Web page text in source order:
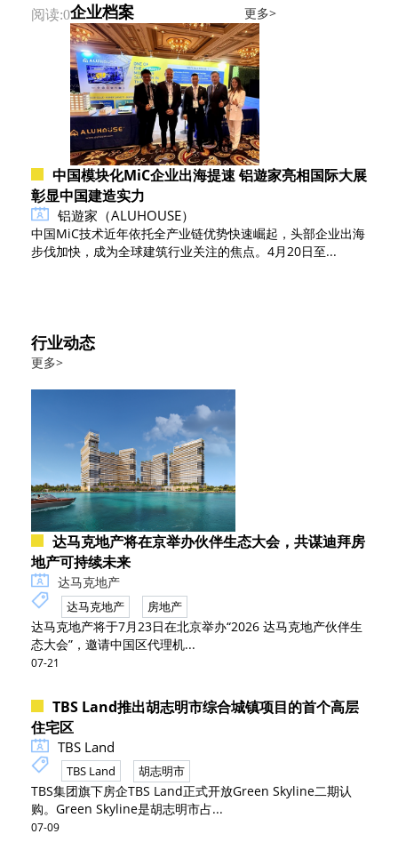
阅读:0企业档案 更多>
中国模块化MiC企业出海提速 铝遊家亮相国际大展
彰显中国建造实力
铝遊家（ALUHOUSE）
中国MiC技术近年依托全产业链优势快速崛起，头部企业出海
步伐加快，成为全球建筑行业关注的焦点。4月20日至...
行业动态
更多>
达马克地产将在京举办伙伴生态大会，共谋迪拜房
地产可持续未来
达马克地产
达马克地产 房地产
达马克地产将于7月23日在北京举办“2026 达马克地产伙伴生
态大会”，邀请中国区代理机...
07-21
TBS Land推出胡志明市综合城镇项目的首个高层
住宅区
TBS Land
TBS Land 胡志明市
TBS集团旗下房企TBS Land正式开放Green Skyline二期认
购。Green Skyline是胡志明市占...
07-09